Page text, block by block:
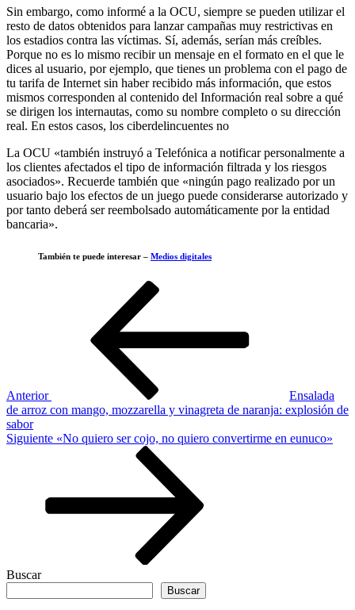
Sin embargo, como informé a la OCU, siempre se pueden utilizar el
resto de datos obtenidos para lanzar campañas muy restrictivas en
los estadios contra las víctimas. Sí, además, serían más creíbles.
Porque no es lo mismo recibir un mensaje en el formato en el que le
dices al usuario, por ejemplo, que tienes un problema con el pago de
tu tarifa de Internet sin haber recibido más información, que estos
mismos corresponden al contenido del Información real sobre a qué
se dirigen los internautas, como su nombre completo o su dirección
real. En estos casos, los ciberdelincuentes no
La OCU «también instruyó a Telefónica a notificar personalmente a
los clientes afectados el tipo de información filtrada y los riesgos
asociados». Recuerde también que «ningún pago realizado por un
usuario bajo los efectos de un juego puede considerarse autorizado y
por tanto deberá ser reembolsado automáticamente por la entidad
bancaria».
También te puede interesar – Medios digitales
Anterior
Ensalada
de arroz con mango, mozzarella y vinagreta de naranja: explosión de
sabor
Siguiente
Siguiente «No quiero ser cojo, no quiero convertirme en eunuco»
Buscar
Buscar